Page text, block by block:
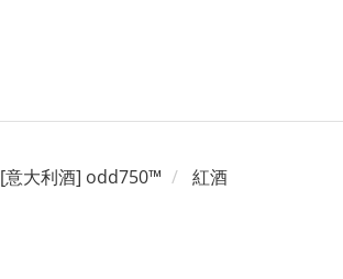
[意大利酒] odd750™ 紅酒